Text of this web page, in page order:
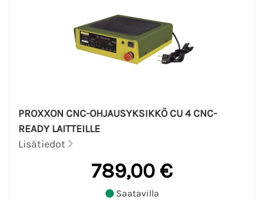
PROXXON CNC-OHJAUSYKSIKKÖ CU 4 CNC-
READY LAITTEILLE
Lisätiedot
789,00 €
Saatavilla